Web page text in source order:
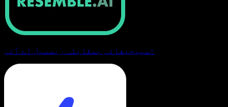
اسپیچیفائی بمقابلہ ریسمبل اے آئی